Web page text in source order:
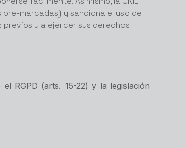
marcadas) y sanciona el uso de
y a ejercer sus derechos
RGPD (arts. 15-22) y la legislación